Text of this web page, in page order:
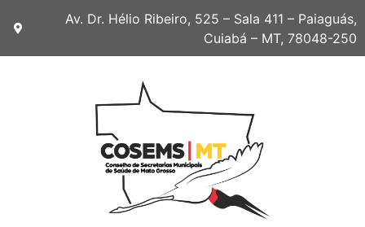
Av. Dr. Hélio Ribeiro, 525 – Sala 411 – Paiaguás,
Cuiabá – MT, 78048-250